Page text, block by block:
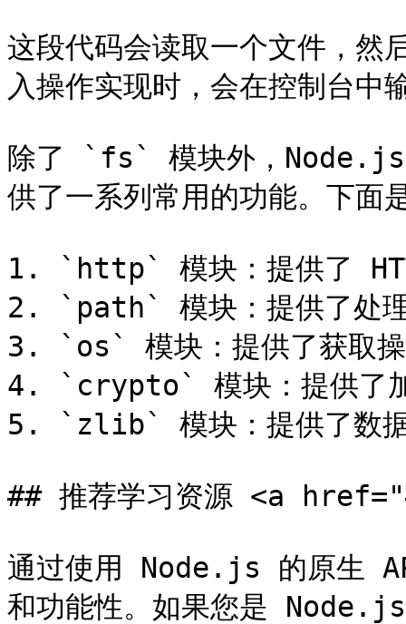
这段代码会读取一个文件，然
入操作实现时，会在控制台中
除了 `fs` 模块外，Node.js
供了一系列常用的功能。下
1. `http` 模块：提供了
2. `path` 模块：提供了处理
3. `os` 模块：提供了获取操
4. `crypto` 模块：提供了加
5. `zlib` 模块：提供了数据
## 推荐学习资源 <a
通过使用 Node.js 的原生
和功能性。如果您是